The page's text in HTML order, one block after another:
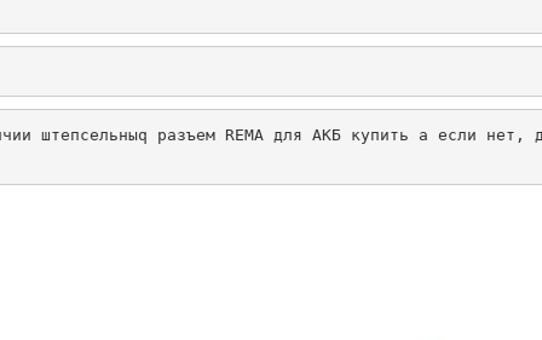
штепсельныq разъем REMA для АКБ купить а если нет,